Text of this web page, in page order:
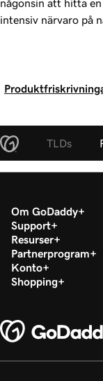
någonsin att hitta
intensiv närvaro på
TLDs
Om GoDaddy
Support
Resurser
Partnerprogram
Konto
Shopping